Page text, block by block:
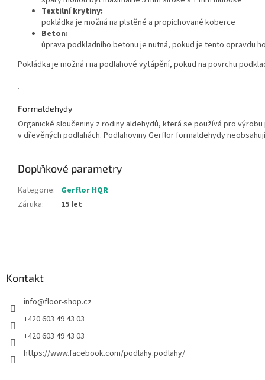
Textilní krytiny:
pokládka je možná na plstěné a propichované koberce
Beton:
úprava podkladního betonu je nutná, pokud je tento opravdu
Pokládka je možná i na podlahové vytápění, pokud na povrchu
.
Formaldehydy
Organické sloučeniny z rodiny aldehydů, která se používá pro
v dřevěných podlahách. Podlahoviny Gerflor formaldehydy neobsahují
Doplňkové parametry
Kategorie: Gerflor HQR
Záruka: 15 let
Kontakt
info@floor-shop.cz
+420 603 49 43 03
+420 603 49 43 03
https://www.facebook.com/podlahy.podlahy/